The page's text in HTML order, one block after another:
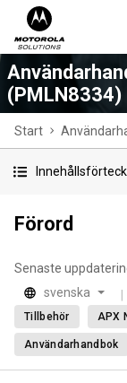
(PMLN8334)
Start
Förord
Senaste
svenska
Tillbehör APX
Användarhandbok